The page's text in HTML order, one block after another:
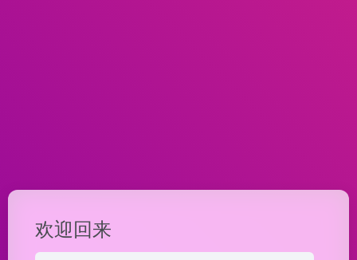
欢迎回来